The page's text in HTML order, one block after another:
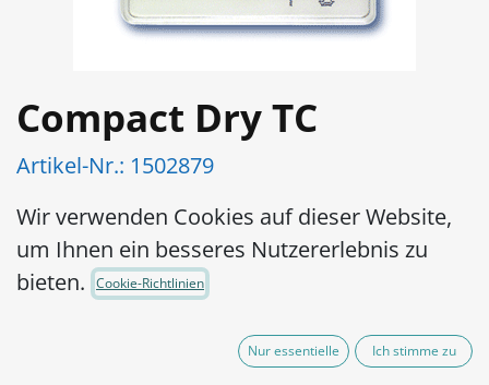
Compact Dry TC
Artikel-Nr.: 1502879
Gebrauchsfertige und leicht zu
handhabende Platte: Die Vorbereitung
des Mediums ist nicht erforderlich,
Medium und Vorbereitung des Mediums
Wir verwenden Cookies auf dieser Website,
um Ihnen ein besseres Nutzererlebnis zu
bieten.
Cookie-Richtlinien
Nur essentielle Ich stimme zu